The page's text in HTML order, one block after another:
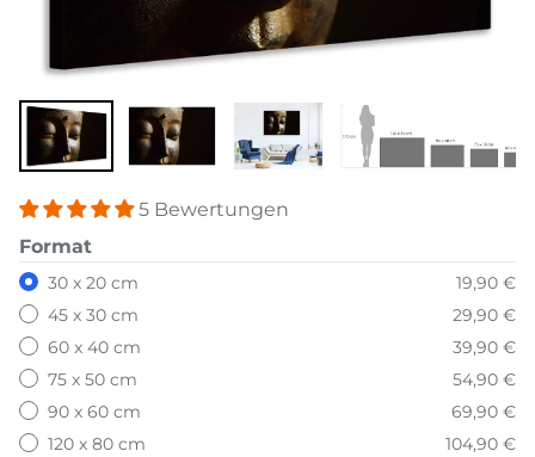
5 Bewertungen
Format
30 x 20 cm
19,90 €
45 x 30 cm
29,90 €
60 x 40 cm
39,90 €
75 x 50 cm
54,90 €
90 x 60 cm
69,90 €
120 x 80 cm
104,90 €